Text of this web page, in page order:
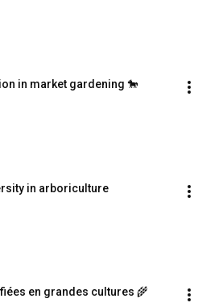
in market gardening 🐎
in arboriculture
en grandes cultures 🌾